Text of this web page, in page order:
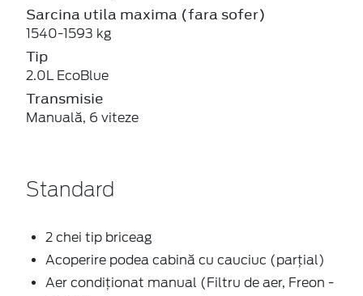
Sarcina utila maxima (fara sofer)
1540-1593 kg
Tip
2.0L EcoBlue
Transmisie
Manuală, 6 viteze
Standard
2 chei tip briceag
Acoperire podea cabină cu cauciuc (parțial)
Aer condiţionat manual (Filtru de aer, Freon -